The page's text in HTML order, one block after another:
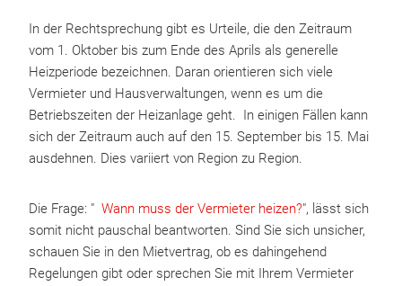
In der Rechtsprechung gibt es Urteile, die den Zeitraum
vom 1. Oktober bis zum Ende des Aprils als generelle
Heizperiode bezeichnen. Daran orientieren sich viele
Vermieter und Hausverwaltungen, wenn es um die
Betriebszeiten der Heizanlage geht. In einigen Fällen kann
sich der Zeitraum auch auf den 15. September bis 15. Mai
ausdehnen. Dies variiert von Region zu Region.
Die Frage: " Wann muss der Vermieter heizen?", lässt sich
somit nicht pauschal beantworten. Sind Sie sich unsicher,
schauen Sie in den Mietvertrag, ob es dahingehend
Regelungen gibt oder sprechen Sie mit Ihrem Vermieter